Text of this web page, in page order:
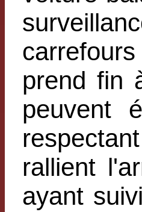
prend fin
peuvent
rallient
ayant